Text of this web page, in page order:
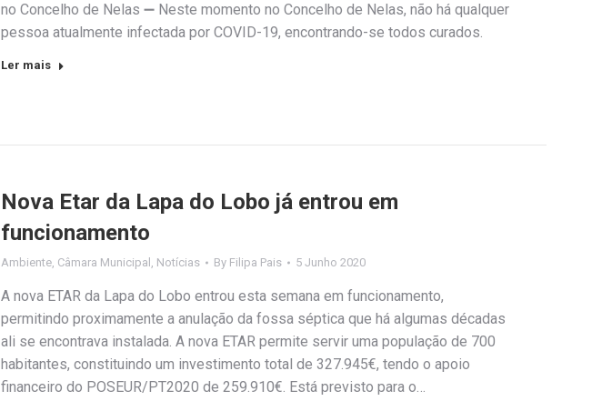
no Concelho de Nelas ➖ Neste momento no Concelho de Nelas, não há qualquer
pessoa atualmente infectada por COVID-19, encontrando-se todos curados.
Ler mais
Nova Etar da Lapa do Lobo já entrou em
funcionamento
Ambiente Câmara Municipal Notícias By Filipa Pais 5 Junho 2020
A nova ETAR da Lapa do Lobo entrou esta semana em funcionamento,
permitindo proximamente a anulação da fossa séptica que há algumas décadas
ali se encontrava instalada. A nova ETAR permite servir uma população de 700
habitantes, constituindo um investimento total de 327.945€, tendo o apoio
financeiro do POSEUR/PT2020 de 259.910€. Está previsto para o…